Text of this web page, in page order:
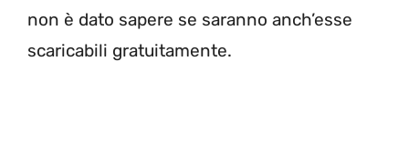
non è dato sapere se saranno anch’esse
scaricabili gratuitamente.